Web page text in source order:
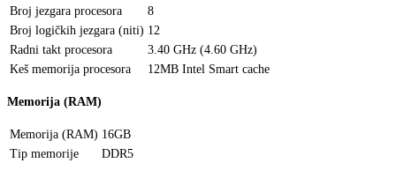
Broj jezgara procesora
8
Broj logičkih jezgara (niti) 12
Radni takt procesora
3.40 GHz (4.60 GHz)
Keš memorija procesora
12MB Intel Smart cache
Memorija (RAM)
Memorija (RAM) 16GB
Tip memorije
DDR5